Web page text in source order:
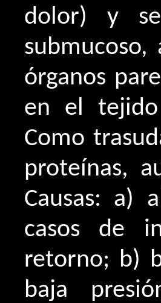
dolor) y
órganos
en el
Como
proteínas,
Causas: a)
casos de
retorno; b)
baja